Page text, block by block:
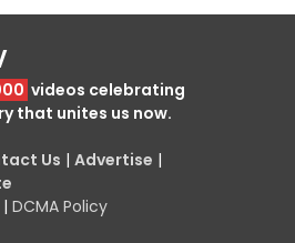
videos celebrating
that unites us now.
Us | Advertise |
| DCMA Policy